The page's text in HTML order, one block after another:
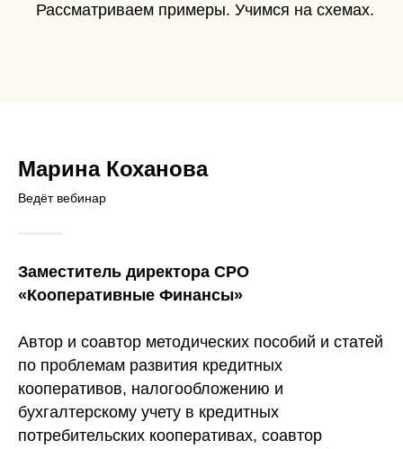
Рассматриваем примеры. Учимся на схемах.
Марина Коханова
Ведёт вебинар
Заместитель директора СРО
«Кооперативные Финансы»
Автор и соавтор методических пособий и статей
по проблемам развития кредитных
кооперативов, налогообложению и
бухгалтерскому учету в кредитных
потребительских кооперативах, соавтор